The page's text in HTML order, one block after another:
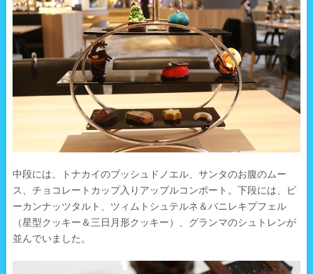
中段には、トナカイのブッシュドノエル、サンタのお腹のムー
ス、チョコレートカップ入りアップルコンポート。下段には、ピ
ーカンナッツタルト、ツィムトシュテルネ＆バニレキプフェル
（星型クッキー＆三日月形クッキー）、グランマのシュトレンが
並んでいました。